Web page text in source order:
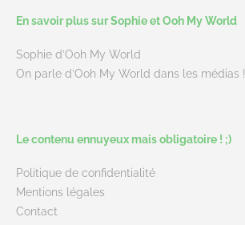
En savoir plus sur Sophie et Ooh My World
Sophie d’Ooh My World
On parle d’Ooh My World dans les médias !
Le contenu ennuyeux mais obligatoire ! ;)
Politique de confidentialité
Mentions légales
Contact